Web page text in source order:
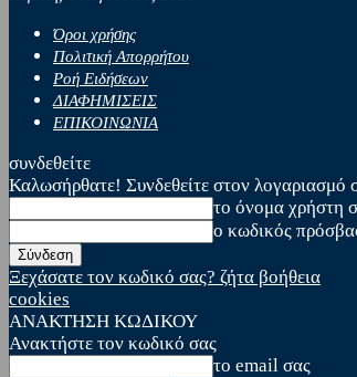
Όροι χρήσης
Πολιτική Απορρήτου
Ροή Ειδήσεων
ΔΙΑΦΗΜΙΣΕΙΣ
ΕΠΙΚΟΙΝΩΝΙΑ
συνδεθείτε
Καλωσήρθατε! Συνδεθείτε στον λογαριασμό
το όνομα χρήστη
ο κωδικός
Ξεχάσατε τον κωδικό σας? ζήτα βοήθεια
cookies
ΑΝΑΚΤΗΣΗ ΚΩΔΙΚΟΥ
Ανακτήστε τον κωδικό σας
το email σας